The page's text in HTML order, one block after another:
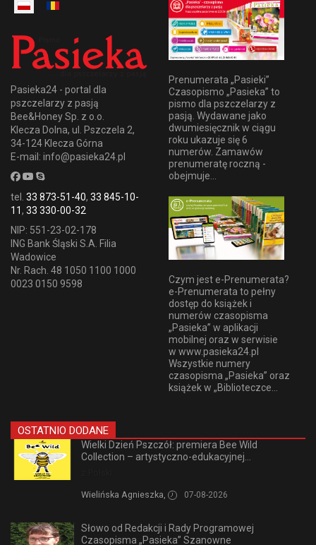
Pasieka24 - portal dla
pszczelarzy z pasją
Bee&Honey Sp. z o.o.
Klecza Dolna, ul. Pszczela 2,
34-124 Klecza Górna
E-mail: info@pasieka24.pl
tel. 33 873-51-40, 33 845-10-
11, 33 330-00-32
NIP: 551-23-02-178
ING Bank Śląski S.A. Filia
Wadowice
Nr. Rach. 48 1050 1100 1000
0023 0150 9598
Prenumerata „Pasieki”
Czasopismo „Pasieka” to
pismo dla pszczelarzy z
pasją. Wydawane jako
dwumiesięcznik w ciągu
roku ukazuje się 6
numerów. Zamawów
prenumeratę roczną -
obejmuje...
Czym jest e-Prenumerata?
e-Prenumerata to pełny
dostęp do książek i
numerów czasopisma
„Pasieka” w aplikacji
mobilnej oraz w serwisie
w www.pasieka24.pl
Wszystkie numery
czasopisma „Pasieka” oraz
książek w „Biblioteczce...
OSTATNIO DODANE
Wielki Dzień Pszczół: premiera Bee Wild
Collection – artystyczno-edukacyjnej...
Wielińska Agnieszka, 07-08-2026
Słowo od Redakcji i Rady Programowej
Czasopisma „Pasieka” Szanowne